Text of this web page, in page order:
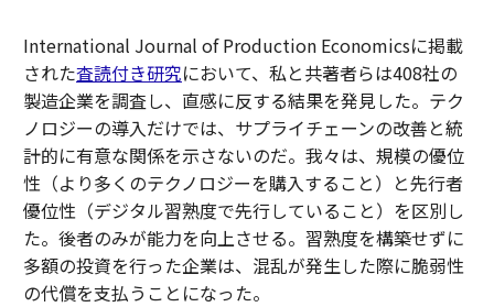
International Journal of Production Economicsに掲載
された査読付き研究において、私と共著者らは408社の
製造企業を調査し、直感に反する結果を発見した。テク
ノロジーの導入だけでは、サプライチェーンの改善と統
計的に有意な関係を示さないのだ。我々は、規模の優位
性（より多くのテクノロジーを購入すること）と先行者
優位性（デジタル習熟度で先行していること）を区別し
た。後者のみが能力を向上させる。習熟度を構築せずに
多額の投資を行った企業は、混乱が発生した際に脆弱性
の代償を支払うことになった。